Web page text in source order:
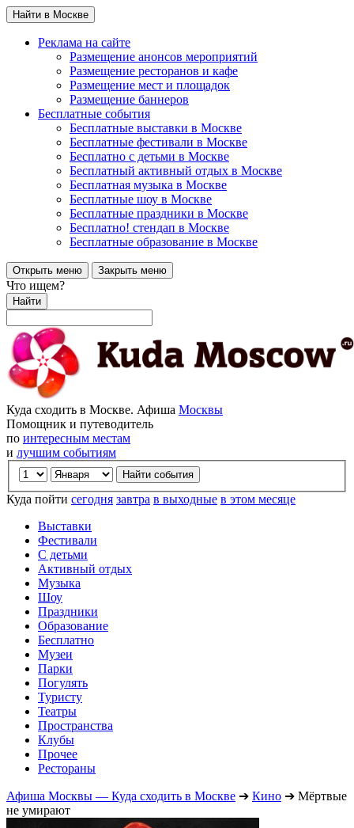
Найти в Москве
Реклама на сайте
Размещение анонсов мероприятий
Размещение ресторанов и кафе
Размещение мест и площадок
Размещение баннеров
Бесплатные события
Бесплатные выставки в Москве
Бесплатные фестивали в Москве
Бесплатно с детьми в Москве
Бесплатный активный отдых в Москве
Бесплатная музыка в Москве
Бесплатные шоу в Москве
Бесплатные праздники в Москве
Бесплатно! стендап в Москве
Бесплатные образование в Москве
Открыть меню Закрыть меню
Что ищем?
Найти
Куда сходить в Москве. Афиша Москвы
Помощник и путеводитель
по интересным местам
и лучшим событиям
Куда пойти сегодня завтра в выходные в этом месяце
Выставки
Фестивали
С детьми
Активный отдых
Музыка
Шоу
Праздники
Образование
Бесплатно
Музеи
Парки
Погулять
Туристу
Театры
Пространства
Клубы
Прочее
Рестораны
Афиша Москвы — Куда сходить в Москве ➔ Кино ➔ Мёртвые
не умирают